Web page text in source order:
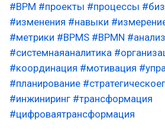
#BPM #проекты #процессы
#изменения #навыки
#метрики #BPMS #BPMN #анализ
#системнаяаналитика
#координация #мотивация
#планирование
#инжиниринг #трансформация
#цифроваятрансформация